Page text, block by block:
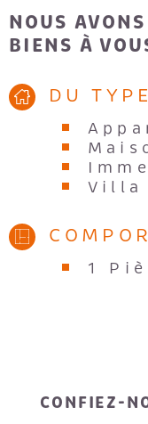
NOUS
BIENS À
DU TYPE
Villa
1
CONFIEZ-